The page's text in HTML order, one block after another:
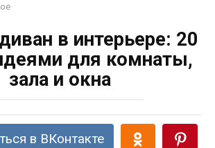
в интерьере: 20
для комнаты,
зала и окна
в ВКонтакте